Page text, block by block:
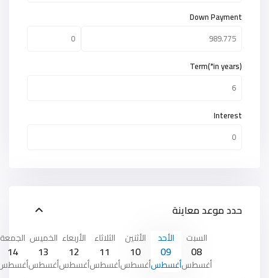
Down Payment
Term(*in years)
Interest
حدد موعد معاينة
السبت
08
أغسطس
الأحد
09
أغسطس
الأثنين
10
أغسطس
الثلاثاء
11
أغسطس
الأربعاء
12
أغسطس
الخميس
13
أغسطس
الجمعة
14